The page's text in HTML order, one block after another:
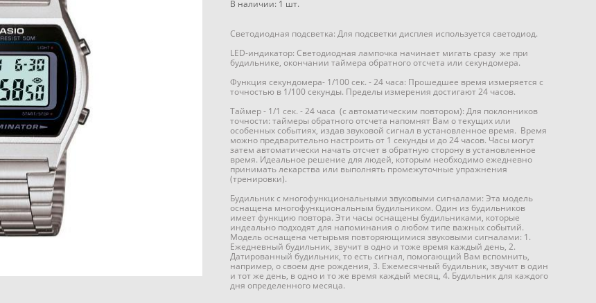
В наличии: 1 шт.
Светодиодная подсветка: Для подсветки дисплея используется светодиод.
LED-индикатор: Светодиодная лампочка начинает мигать сразу же при
будильнике, окончании таймера обратного отсчета или секундомера.
Функция секундомера- 1/100 сек. - 24 часа: Прошедшее время измеряется с
точностью в 1/100 секунды. Пределы измерения достигают 24 часов.
Таймер - 1/1 сек. - 24 часа (с автоматическим повтором): Для поклонников
точности: таймеры обратного отсчета напомнят Вам о текущих или
особенных событиях, издав звуковой сигнал в установленное время. Время
можно предварительно настроить от 1 секунды и до 24 часов. Часы могут
затем автоматически начать отсчет в обратную сторону в установленное
время. Идеальное решение для людей, которым необходимо ежедневно
принимать лекарства или выполнять промежуточные упражнения
(тренировки).
Будильник с многофункциональными звуковыми сигналами: Эта модель
оснащена многофункциональным будильником. Один из будильников
имеет функцию повтора. Эти часы оснащены будильниками, которые
индеально подходят для напоминания о любом типе важных событий.
Модель оснащена четырьмя повторяющимися звуковыми сигналами: 1.
Ежедневный будильник, звучит в одно и тоже время каждый день, 2.
Датированный будильник, то есть сигнал, помогающий Вам вспомнить,
например, о своем дне рождения, 3. Ежемесячный будильник, звучит в один
и тот же день, в одно и то же время каждый месяц, 4. Будильник для каждого
дня определенного месяца.